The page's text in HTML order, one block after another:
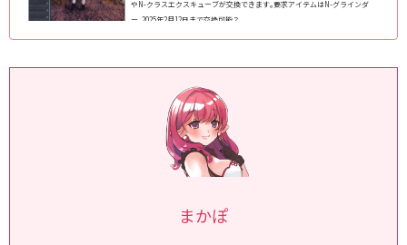
やN-クラスエクスキューブが交換できます｡要求アイテムはN-グラインダ
ー｡2025年2月12日まで交換可能？
まかぽ